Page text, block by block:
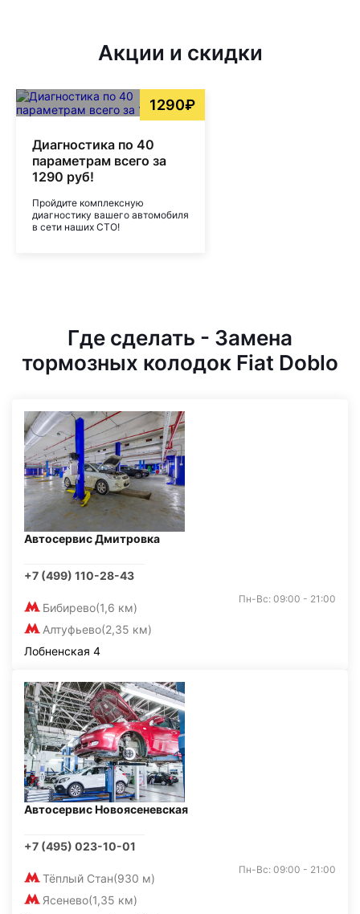
Акции и скидки
1290₽
Диагностика по 40
параметрам всего за
1290 руб!
Пройдите комплексную
диагностику вашего автомобиля
в сети наших СТО!
Где сделать - Замена
тормозных колодок Fiat Doblo
Автосервис Дмитровка
+7 (499) 110-28-43
Бибирево(1,6 км)
Алтуфьево(2,35 км)
Пн-Вс: 09:00 - 21:00
Лобненская 4
Автосервис Новоясеневская
+7 (495) 023-10-01
Тёплый Стан(930 м)
Ясенево(1,35 км)
Пн-Вс: 09:00 - 21:00